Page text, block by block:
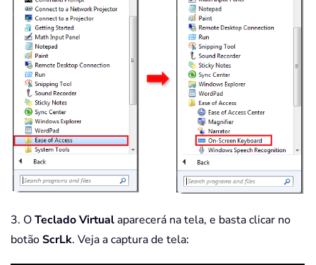
3. OTeclado Virtualaparecerá na tela, e basta clicar no
botãoScrLk. Veja a captura de tela: